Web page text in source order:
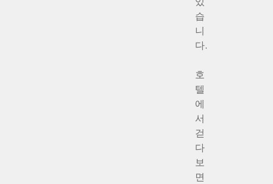
습
니
다.
호
텔
에
서
걷
다
보
면